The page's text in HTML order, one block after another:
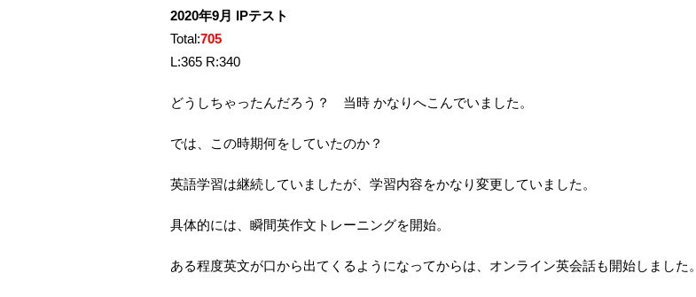
2020年9月 IPテスト
Total:705
L:365 R:340
どうしちゃったんだろう？ 当時 かなりへこんでいました。
では、この時期何をしていたのか？
英語学習は継続していましたが、学習内容をかなり変更していました。
具体的には、瞬間英作文トレーニングを開始。
ある程度英文が口から出てくるようになってからは、オンライン英会話も開始しました。